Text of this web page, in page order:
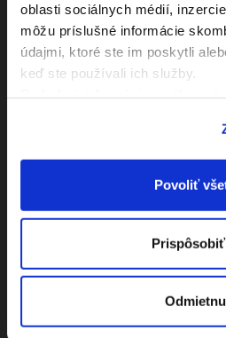
oblasti sociálnych médií,
môžu príslušné informácie
údajmi, ktoré ste im poskytli
keď ste používali ich služby.
Povoliť
Prispôsobiť
Zápasy
Kluby
Vyhlásenie o
prístupnosti
Nastavenia Cookies |
webu